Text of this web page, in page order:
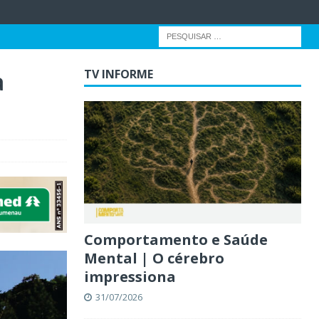
TV INFORME
Comportamento e Saúde
Mental | O cérebro
impressiona
31/07/2026